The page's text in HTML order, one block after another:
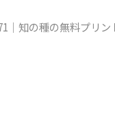
｜知の種の無料プリン